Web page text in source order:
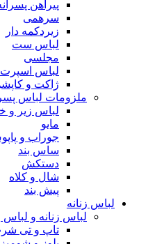
پیراهن
سرهمی
زیردکمه دار
لباس ست
مجلسی
لباس اسپرت
ژاکت و
ملزومات لباس
لباس زیر و
مایو
جوراب و
ساس بند
دستکش
شال و کلاه
پیش بند
لباس زنانه
لباس زنانه و لباس
تاپ و تی